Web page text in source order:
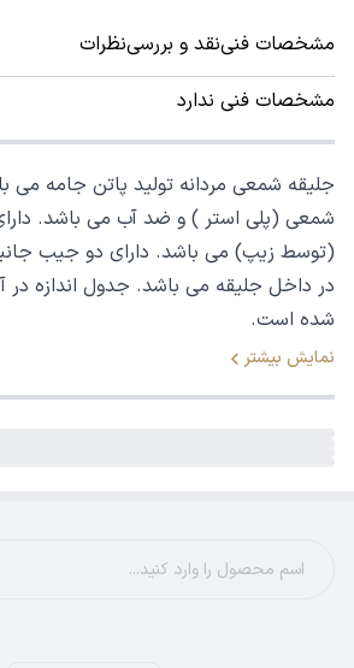
مشخصات فنینقد و بررسینظرات
مشخصات فنی ندارد
جلیقه شمعی مردانه تولید پاتن جامه
شمعی (پلی استر ) و ضد آب می باشد.
(توسط زیپ) می باشد. دارای دو جیب
در داخل جلیقه می باشد. جدول اندازه در
شده است.
نمایش بیشتر